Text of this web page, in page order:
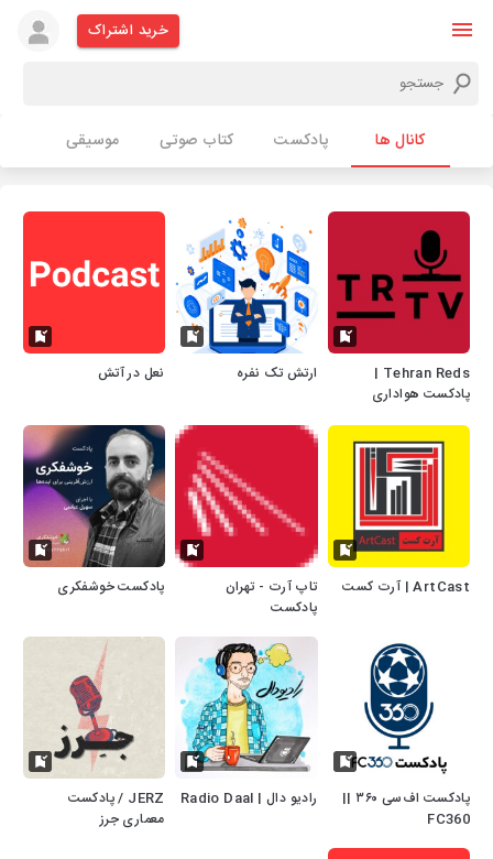
خرید اشتراک
کانال ها پادکست کتاب صوتی موسیقی
Tehran Reds |
پادکست هواداری
ارتش تک نفره نعل در آتش
ArtCast | آرت کست
تاپ آرت - تهران
پادکست
پادکست خوشفکری
پادکست اف‌سی ۳۶۰ ||
FC360
رادیو دال | Radio Daal
JERZ / پادکست
معماری جرز